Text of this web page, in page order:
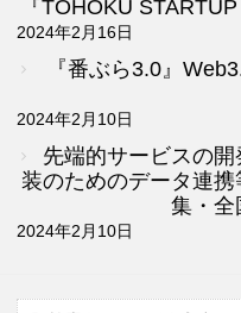
『TOHOKU
2024年2月16日
『番ぶら3.0』
2024年2月10日
先端的サービスの
装のためのデータ連
集・全
2024年2月10日